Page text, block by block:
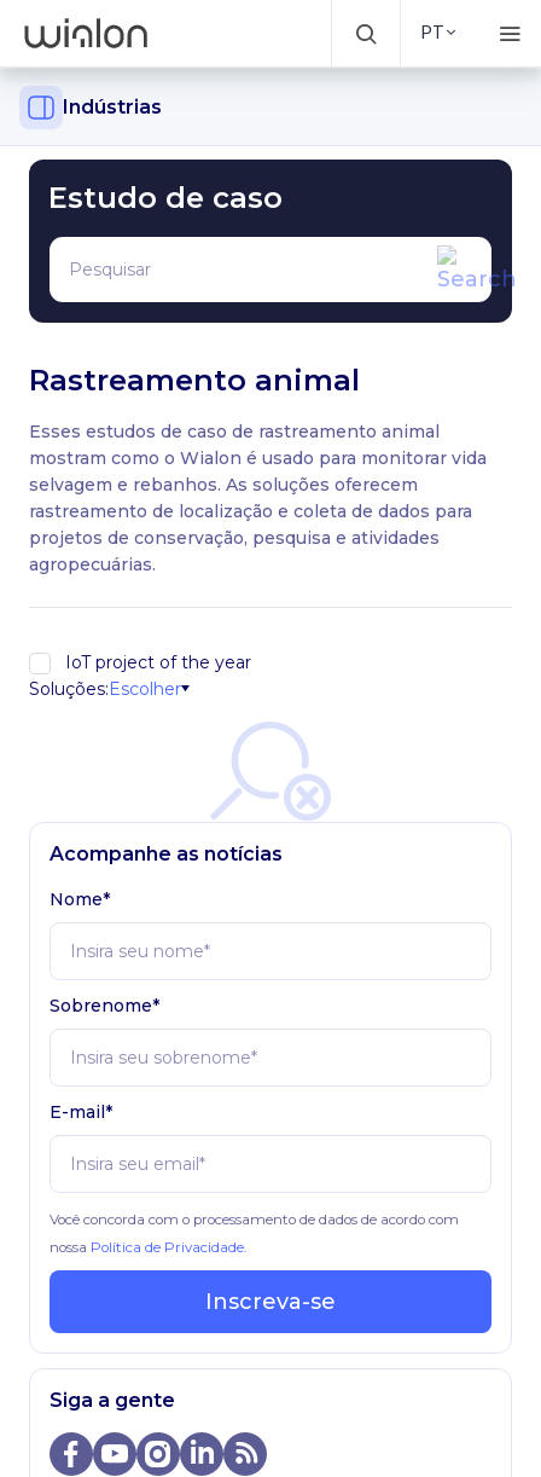
PT
Indústrias
Estudo de caso
Acompanhe as notícias
Nome*
Sobrenome*
E-mail*
Você concorda com o processamento de dados de acordo com
nossa Política de Privacidade.
Inscreva-se
Siga a gente
Rastreamento animal
Esses estudos de caso de rastreamento animal
mostram como o Wialon é usado para monitorar vida
selvagem e rebanhos. As soluções oferecem
rastreamento de localização e coleta de dados para
projetos de conservação, pesquisa e atividades
agropecuárias.
IoT project of the year
Soluções:Escolher